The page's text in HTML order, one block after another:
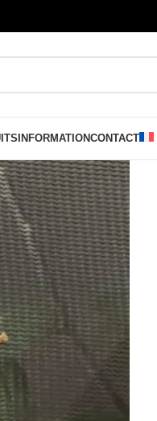
INFORMATIONCONTACT